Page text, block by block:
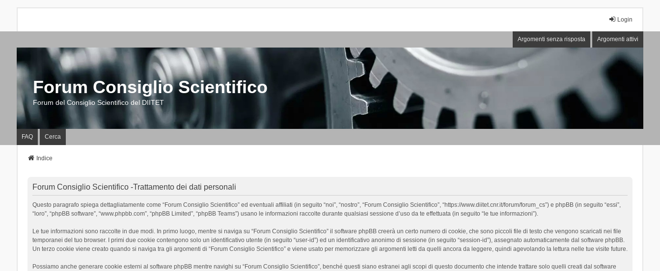
Login
Argomenti senza risposta Argomenti attivi
Forum Consiglio Scientifico
Forum del Consiglio Scientifico del DIITET
FAQ Cerca
Indice
Forum Consiglio Scientifico -Trattamento dei dati personali
Questo paragrafo spiega dettagliatamente come “Forum Consiglio Scientifico” ed eventuali affiliati (in seguito “noi”, “nostro”, “Forum Consiglio Scientifico”, “https://www.diitet.cnr.it/forum/forum_cs”) e phpBB (in seguito “essi”,
“loro”, “phpBB software”, “www.phpbb.com”, “phpBB Limited”, “phpBB Teams”) usano le informazioni raccolte durante qualsiasi sessione d’uso da te effettuata (in seguito “le tue informazioni”).
Le tue informazioni sono raccolte in due modi. In primo luogo, mentre si naviga su “Forum Consiglio Scientifico” il software phpBB creerà un certo numero di cookie, che sono piccoli file di testo che vengono scaricati nei file
temporanei del tuo browser. I primi due cookie contengono solo un identificativo utente (in seguito “user-id”) ed un identificativo anonimo di sessione (in seguito “session-id”), assegnato automaticamente dal software phpBB.
Un terzo cookie viene creato quando si naviga tra gli argomenti di “Forum Consiglio Scientifico” e viene usato per memorizzare gli argomenti letti da quelli ancora da leggere, quindi agevolando la lettura nelle tue visite future.
Possiamo anche generare cookie esterni al software phpBB mentre navighi su “Forum Consiglio Scientifico”, benché questi siano estranei agli scopi di questo documento che intende trattare solo quelli creati dal software